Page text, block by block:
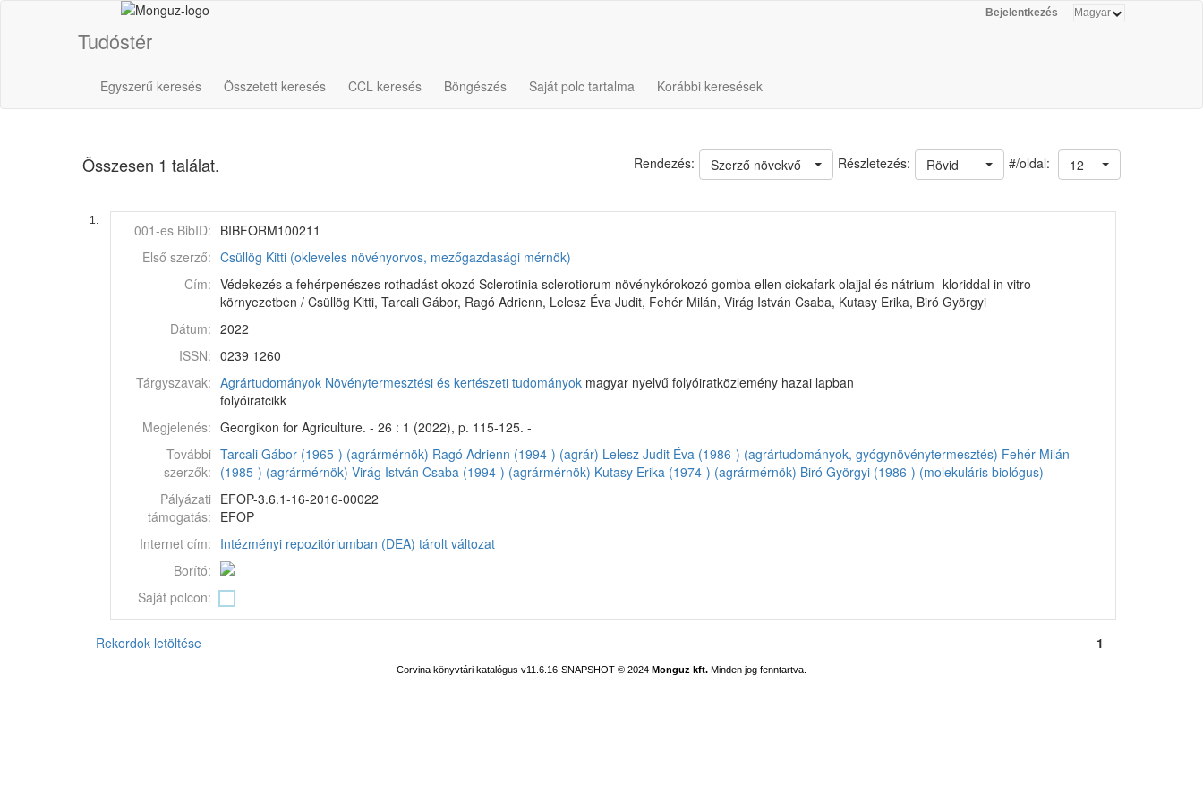
Bejelentkezés
Tudóstér
Egyszerű keresés Összetett keresés CCL keresés Böngészés Saját polc tartalma Korábbi keresések
Összesen 1 találat. #/oldal: 12
Rövid
Részletezés:
Rendezés: Szerző növekvő
1.
001-es BibID: BIBFORM100211
Első szerző: Csüllög Kitti (okleveles növényorvos, mezőgazdasági mérnök)
Cím: Védekezés a fehérpenészes rothadást okozó Sclerotinia sclerotiorum növénykórokozó gomba ellen cickafark olajjal és nátrium- kloriddal in vitro
környezetben / Csüllög Kitti, Tarcali Gábor, Ragó Adrienn, Lelesz Éva Judit, Fehér Milán, Virág István Csaba, Kutasy Erika, Biró Györgyi
Dátum: 2022
ISSN: 0239 1260
Tárgyszavak: Agrártudományok Növénytermesztési és kertészeti tudományok magyar nyelvű folyóiratközlemény hazai lapban
folyóiratcikk
Megjelenés: Georgikon for Agriculture. - 26 : 1 (2022), p. 115-125. -
További
szerzők:
Tarcali Gábor (1965-) (agrármérnök) Ragó Adrienn (1994-) (agrár) Lelesz Judit Éva (1986-) (agrártudományok, gyógynövénytermesztés) Fehér Milán
(1985-) (agrármérnök) Virág István Csaba (1994-) (agrármérnök) Kutasy Erika (1974-) (agrármérnök) Biró Györgyi (1986-) (molekuláris biológus)
Pályázati
támogatás:
EFOP-3.6.1-16-2016-00022
EFOP
Internet cím: Intézményi repozitóriumban (DEA) tárolt változat
Borító:
Saját polcon:
Rekordok letöltése 1
Corvina könyvtári katalógus v11.6.16-SNAPSHOT © 2024 Monguz kft. Minden jog fenntartva.